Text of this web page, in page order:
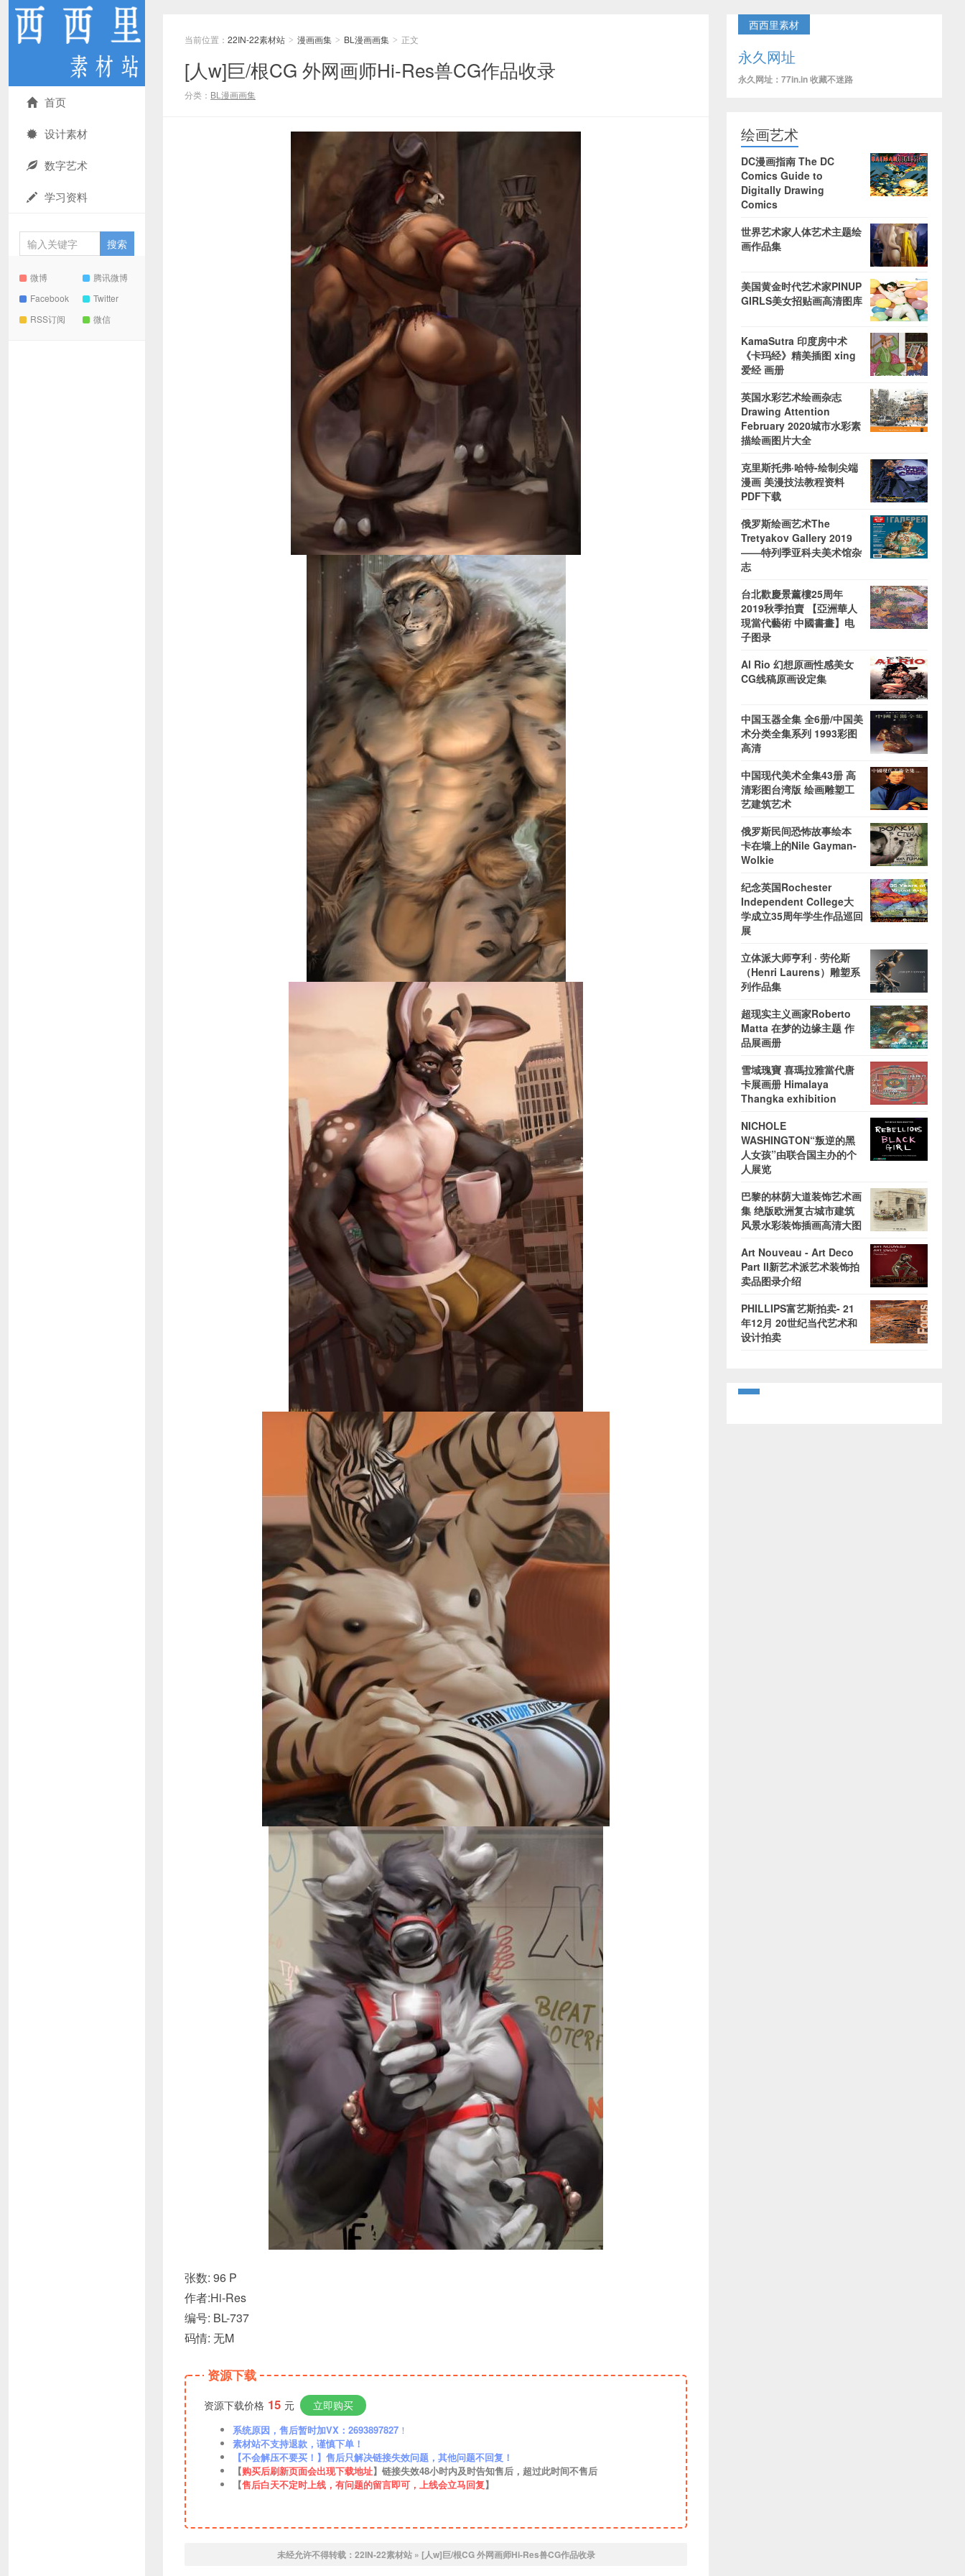
首页
设计素材
数字艺术
学习资料
微博
腾讯微博
Facebook
Twitter
RSS订阅
微信
当前位置： 22IN-22素材站 > 漫画画集 > BL漫画画集 > 正文
[人w]巨/根CG 外网画师Hi-Res兽CG作品收录
分类： BL漫画画集
张数: 96 P
作者:Hi-Res
编号: BL-737
码情: 无M
资源下载
资源下载价格 15 元 立即购买
系统原因，售后暂时加VX：2693897827 ！
素材站不支持退款，谨慎下单！
【不会解压不要买！】售后只解决链接失效问题，其他问题不回复！
【购买后刷新页面会出现下载地址】链接失效48小时内及时告知售后，超过此时间不售后
【售后白天不定时上线，有问题的留言即可，上线会立马回复】
未经允许不得转载： 22IN-22素材站» [人w]巨/根CG 外网画师Hi-Res兽CG作品收录
西西里素材
永久网址
永久网址：77in.in 收藏不迷路
绘画艺术
DC漫画指南 The DC
Comics Guide to
Digitally Drawing
Comics
世界艺术家人体艺术主题绘
画作品集
美国黄金时代艺术家PINUP
GIRLS美女招贴画高清图库
KamaSutra 印度房中术
《卡玛经》精美插图 xing
爱经 画册
英国水彩艺术绘画杂志
Drawing Attention
February 2020城市水彩素
描绘画图片大全
克里斯托弗·哈特-绘制尖端
漫画 美漫技法教程资料
PDF下载
俄罗斯绘画艺术The
Tretyakov Gallery 2019
——特列季亚科夫美术馆杂
志
台北歡慶景薰樓25周年
2019秋季拍賣 【亞洲華人
現當代藝術 中國書畫】电
子图录
Al Rio 幻想原画性感美女
CG线稿原画设定集
中国玉器全集 全6册/中国美
术分类全集系列 1993彩图
高清
中国现代美术全集43册 高
清彩图台湾版 绘画雕塑工
艺建筑艺术
俄罗斯民间恐怖故事绘本
卡在墙上的Nile Gayman-
Wolkie
纪念英国Rochester
Independent College大
学成立35周年学生作品巡回
展
立体派大师亨利 · 劳伦斯
（Henri Laurens）雕塑系
列作品集
超现实主义画家Roberto
Matta 在梦的边缘主题 作
品展画册
雪域瑰寶 喜瑪拉雅當代唐
卡展画册 Himalaya
Thangka exhibition
NICHOLE
WASHINGTON“叛逆的黑
人女孩”由联合国主办的个
人展览
巴黎的林荫大道装饰艺术画
集 绝版欧洲复古城市建筑
风景水彩装饰插画高清大图
Art Nouveau - Art Deco
Part II新艺术派艺术装饰拍
卖品图录介绍
PHILLIPS富艺斯拍卖- 21
年12月 20世纪当代艺术和
设计拍卖